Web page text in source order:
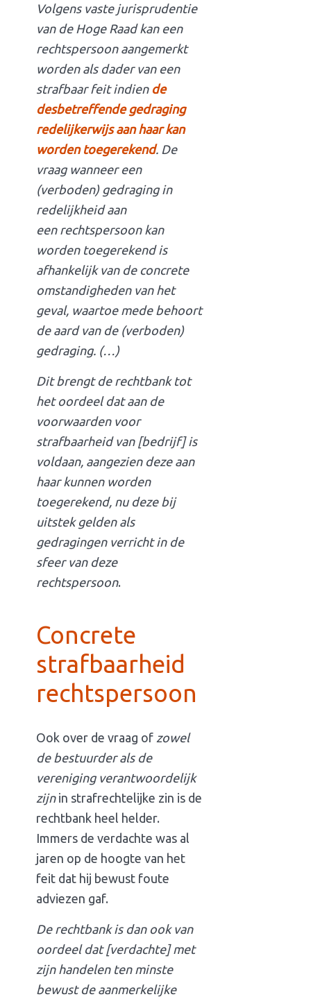
Volgens vaste jurisprudentie
van de Hoge Raad kan een
rechtspersoon aangemerkt
worden als dader van een
strafbaar feit indien de
desbetreffende gedraging
redelijkerwijs aan haar kan
worden toegerekend. De
vraag wanneer een
(verboden) gedraging in
redelijkheid aan
een rechtspersoon kan
worden toegerekend is
afhankelijk van de concrete
omstandigheden van het
geval, waartoe mede behoort
de aard van de (verboden)
gedraging. (…)
Dit brengt de rechtbank tot
het oordeel dat aan de
voorwaarden voor
strafbaarheid van [bedrijf] is
voldaan, aangezien deze aan
haar kunnen worden
toegerekend, nu deze bij
uitstek gelden als
gedragingen verricht in de
sfeer van deze
rechtspersoon.
Concrete
strafbaarheid
rechtspersoon
Ook over de vraag of zowel
de bestuurder als de
vereniging verantwoordelijk
zijnin strafrechtelijke zin is de
rechtbank heel helder.
Immers de verdachte was al
jaren op de hoogte van het
feit dat hij bewust foute
adviezen gaf.
De rechtbank is dan ook van
oordeel dat [verdachte] met
zijn handelen ten minste
bewust de aanmerkelijke